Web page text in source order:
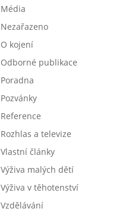
Média
Nezařazeno
O kojení
Odborné publikace
Poradna
Pozvánky
Reference
Rozhlas a televize
Vlastní články
Výživa malých dětí
Výživa v těhotenství
Vzdělávání